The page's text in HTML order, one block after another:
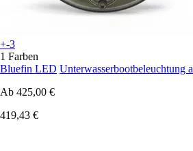
+-3
1 Farben
Bluefin LED Unterwasserbootbeleuchtung
Ab 425,00 €
419,43 €